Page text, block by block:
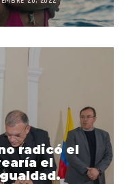
radicó el
el